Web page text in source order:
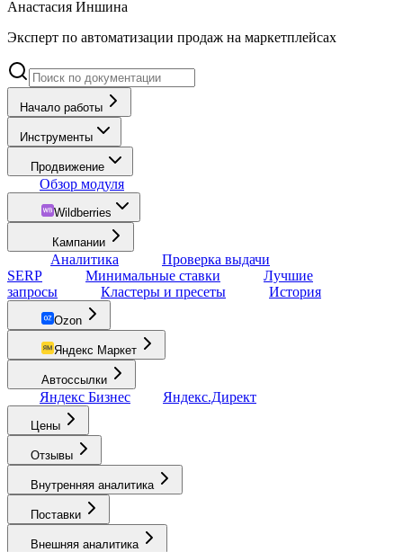
Анастасия Иншина
Эксперт по автоматизации продаж на маркетплейсах
Начало работы
Инструменты
Продвижение
Обзор модуля
Wildberries
Кампании
Аналитика
Проверка выдачи
SERP
Минимальные ставки
Лучшие
запросы
Кластеры и пресеты История
Ozon
Яндекс Маркет
Автоссылки
Яндекс Бизнес Яндекс.Директ
Цены
Отзывы
Внутренняя аналитика
Поставки
Внешняя аналитика